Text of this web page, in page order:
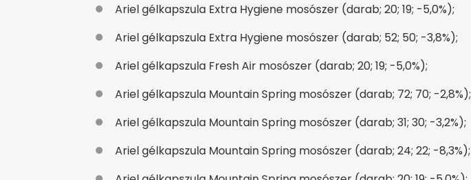
Ariel gélkapszula Extra Hygiene mosószer (darab; 20; 19; -5,0%);
Ariel gélkapszula Extra Hygiene mosószer (darab; 52; 50; -3,8%);
Ariel gélkapszula Fresh Air mosószer (darab; 20; 19; -5,0%);
Ariel gélkapszula Mountain Spring mosószer (darab; 72; 70; -2,8%);
Ariel gélkapszula Mountain Spring mosószer (darab; 31; 30; -3,2%);
Ariel gélkapszula Mountain Spring mosószer (darab; 24; 22; -8,3%);